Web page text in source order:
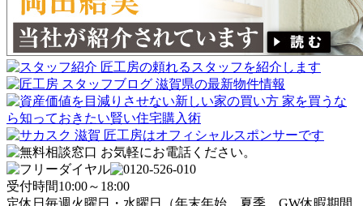
受付時間10:00～18:00
定休日 毎週火曜日・水曜日
（年末年始、夏季、GW休暇期間